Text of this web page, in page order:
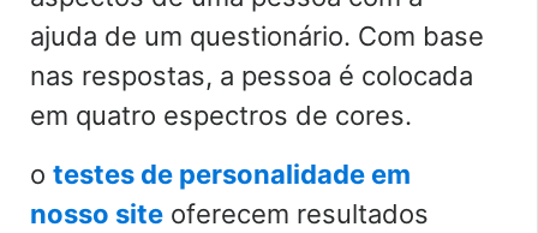
ajuda de um questionário. Com base
nas respostas, a pessoa é colocada
em quatro espectros de cores.
o testes de personalidade em
nosso site oferecem resultados